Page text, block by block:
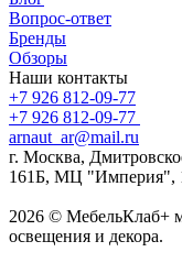
Вопрос-ответ
Бренды
Обзоры
Наши контакты
+7 926 812-09-77
+7 926 812-09-77
arnaut_ar@mail.ru
г. Москва,
161Б, МЦ "Империя",
2026 © МебельКлаб+
освещения и декора.